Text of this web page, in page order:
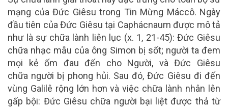
mạng của Đức Giêsu trong Tin Mừng Máccô. Ngày
đầu tiên của Đức Giêsu tại Caphácnaum được mô tả
như là sự chữa lành liên lục (x. 1, 21-45): Đức Giêsu
chữa nhạc mẫu của ông Simon bị sốt; người ta đem
mọi kẻ ốm đau đến cho Người, và Đức Giêsu
chữa người bị phong hủi. Sau đó, Đức Giêsu đi đến
vùng Galilê rộng lớn hơn và việc chữa lành nhân lên
gấp bội: Đức Giêsu chữa người bại liệt được thả từ